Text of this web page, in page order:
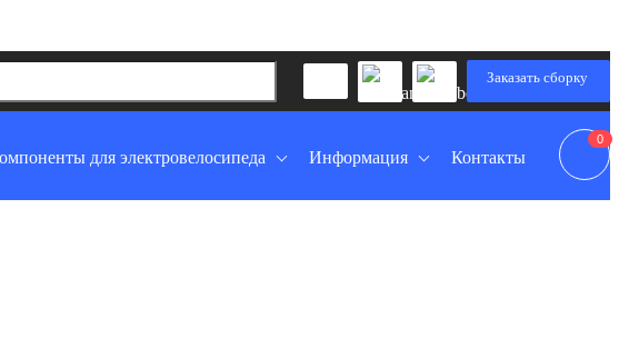
Заказать сборку
0
для электровелосипеда Информация Контакты